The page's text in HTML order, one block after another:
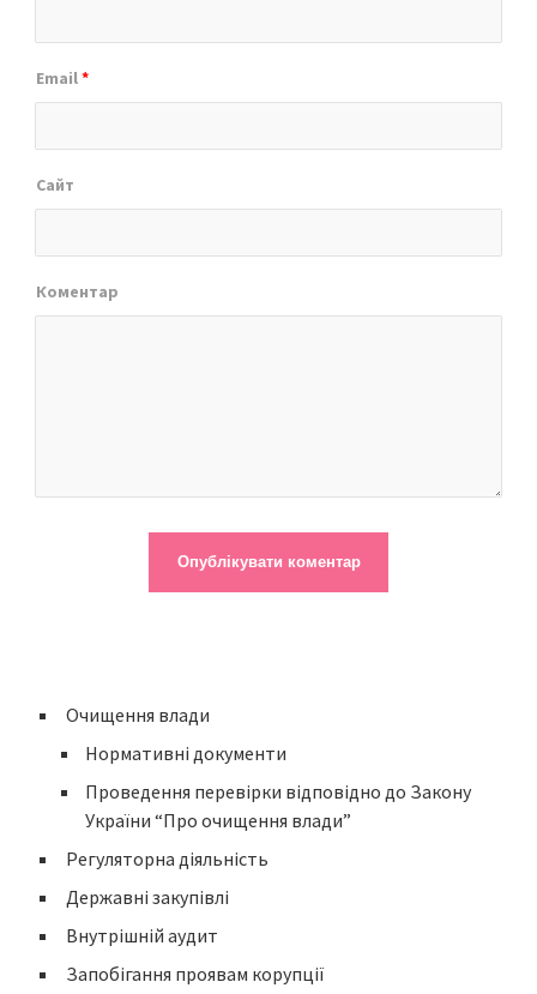
Email*
Сайт
Коментар
Очищення влади
Нормативні документи
Проведення перевірки відповідно до Закону
України “Про очищення влади”
Регуляторна діяльність
Державні закупівлі
Внутрішній аудит
Запобігання проявам корупції